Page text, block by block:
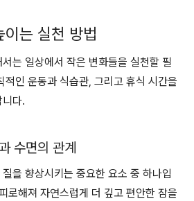
는 실천 방법
는 일상에서 작은 변화들을 실천할 필
적인 운동과 식습관, 그리고 휴식 시간을
다.
수면의 관계
을 향상시키는 중요한 요소 중 하나입
로해져 자연스럽게 더 깊고 편안한 잠을